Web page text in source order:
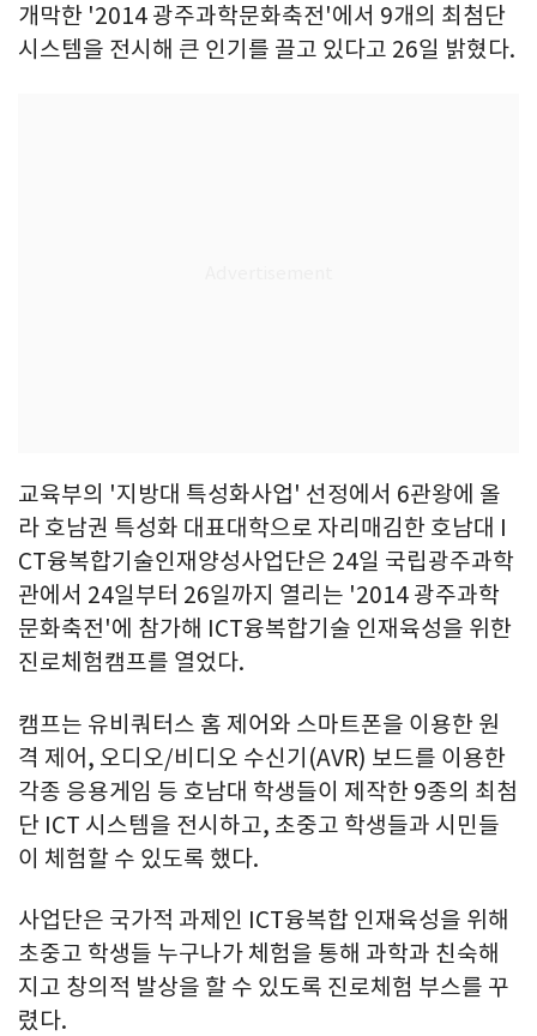
개막한 '2014 광주과학문화축전'에서 9개의 최첨단
시스템을 전시해 큰 인기를 끌고 있다고 26일 밝혔다.
교육부의 '지방대 특성화사업' 선정에서 6관왕에 올
라 호남권 특성화 대표대학으로 자리매김한 호남대 I
CT융복합기술인재양성사업단은 24일 국립광주과학
관에서 24일부터 26일까지 열리는 '2014 광주과학
문화축전'에 참가해 ICT융복합기술 인재육성을 위한
진로체험캠프를 열었다.
캠프는 유비쿼터스 홈 제어와 스마트폰을 이용한 원
격 제어, 오디오/비디오 수신기(AVR) 보드를 이용한
각종 응용게임 등 호남대 학생들이 제작한 9종의 최첨
단 ICT 시스템을 전시하고, 초중고 학생들과 시민들
이 체험할 수 있도록 했다.
사업단은 국가적 과제인 ICT융복합 인재육성을 위해
초중고 학생들 누구나가 체험을 통해 과학과 친숙해
지고 창의적 발상을 할 수 있도록 진로체험 부스를 꾸
렸다.